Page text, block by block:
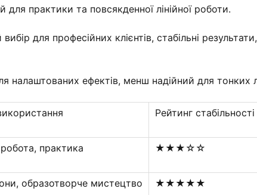
практики та повсякденної лінійної роботи.
для професійних клієнтів, стабільні результати,
налаштованих ефектів, менш надійний для тонких
Рейтинг стабільності
практика ★★★☆☆
образотворче мистецтво ★★★★★